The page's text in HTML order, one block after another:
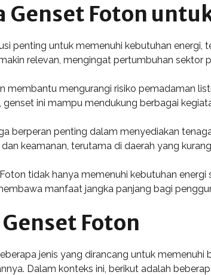
Genset Foton
penting untuk memenuhi kebutuhan energi,
relevan, mengingat pertumbuhan
membantu mengurangi risiko pemadaman
ini mampu mendukung berbagai
berperan penting dalam menyediakan
keamanan, terutama di daerah yang
tidak hanya memenuhi kebutuhan
manfaat jangka panjang bagi
Foton
jenis yang dirancang untuk
Dalam konteks ini, berikut adalah